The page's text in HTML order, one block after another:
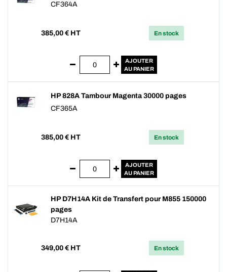
CF364A
385,00 € HT En stock
AJOUTER
AU PANIER
HP 828A Tambour Magenta 30000 pages
CF365A
385,00 € HT En stock
AJOUTER
AU PANIER
HP D7H14A Kit de Transfert pour M855 150000
pages
D7H14A
349,00 € HT En stock